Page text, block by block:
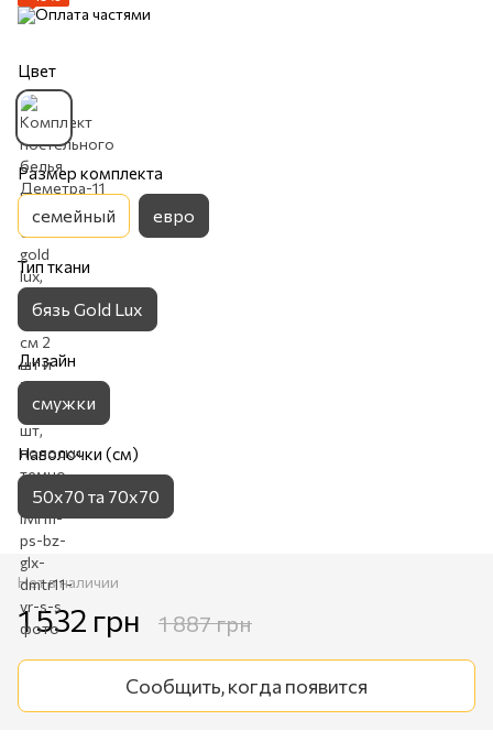
Цвет
Размер комплекта
семейный евро
Тип ткани
бязь Gold Lux
Дизайн
смужки
Наволочки (см)
50х70 та 70х70
Нет в наличии
1 532 грн 1 887 грн
Сообщить, когда появится